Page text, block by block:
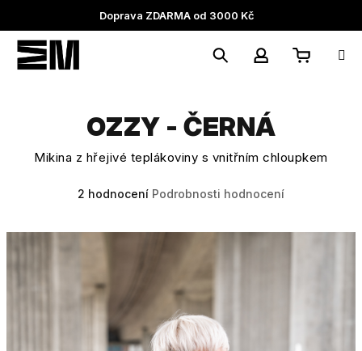
obsah
Doprava ZDARMA od 3000 Kč
OZZY - ČERNÁ
Mikina z hřejivé teplákoviny s vnitřním chloupkem
5,0
2 hodnocení Podrobnosti hodnocení